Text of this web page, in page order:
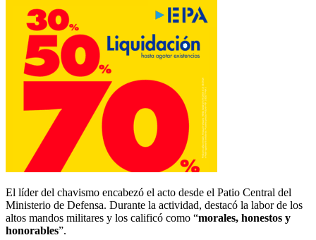
El líder del chavismo encabezó el acto desde el Patio Central del
Ministerio de Defensa. Durante la actividad, destacó la labor de los
altos mandos militares y los calificó como “morales, honestos y
honorables”.